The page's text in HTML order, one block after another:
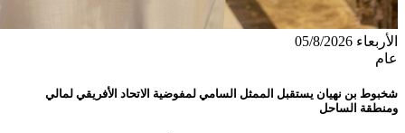
الأربعاء 05/8/2026
عام
شخبوط بن نهيان يستقبل الممثل السامي لمفوضية الاتحاد الأفريقي لمالي
ومنطقة الساحل